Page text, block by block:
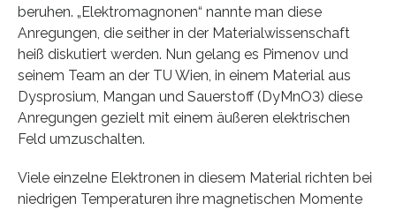
beruhen. „Elektromagnonen“ nannte man diese
Anregungen, die seither in der Materialwissenschaft
heiß diskutiert werden. Nun gelang es Pimenov und
seinem Team an der TU Wien, in einem Material aus
Dysprosium, Mangan und Sauerstoff (DyMnO3) diese
Anregungen gezielt mit einem äußeren elektrischen
Feld umzuschalten.
Viele einzelne Elektronen in diesem Material richten bei
niedrigen Temperaturen ihre magnetischen Momente